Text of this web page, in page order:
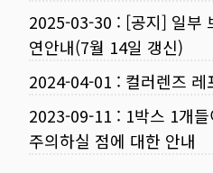
2025-03-30 : [공지] 일부
연안내(7월 14일 갱신)
2024-04-01 : 컬러렌즈 레
2023-09-11 : 1박스 1개
주의하실 점에 대한 안내